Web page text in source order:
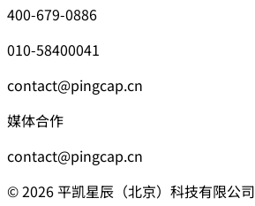
400-679-0886
010-58400041
contact@pingcap.cn
媒体合作
contact@pingcap.cn
©2026平凯星辰（北京）科技有限公司